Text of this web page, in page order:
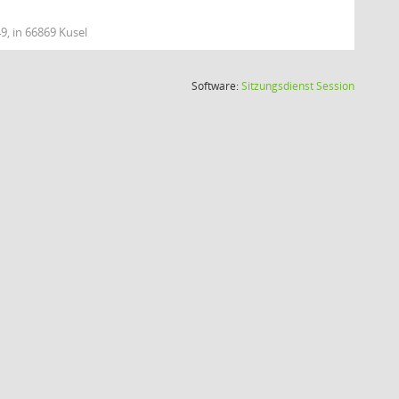
in 66869 Kusel
Software:SitzungsdienstSession(Wird in